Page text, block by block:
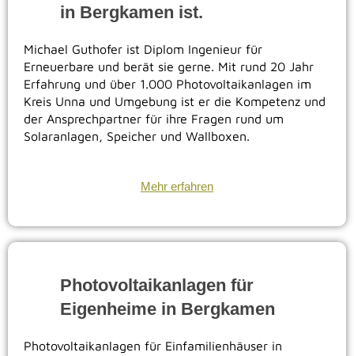
in Bergkamen ist.
Michael Guthofer ist Diplom Ingenieur für
Erneuerbare und berät sie gerne. Mit rund 20 Jahr
Erfahrung und über 1.000 Photovoltaikanlagen im
Kreis Unna und Umgebung ist er die Kompetenz und
der Ansprechpartner für ihre Fragen rund um
Solaranlagen, Speicher und Wallboxen.
Mehr erfahren
Photovoltaikanlagen für
Eigenheime in Bergkamen
Photovoltaikanlagen für Einfamilienhäuser in